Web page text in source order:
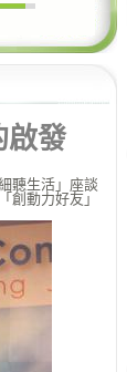
啟發
聽生活」座談
創動力好友」